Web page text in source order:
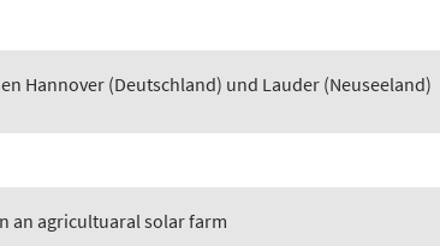
Hannover (Deutschland) und Lauder (Neuseeland)
an agricultuaral solar farm